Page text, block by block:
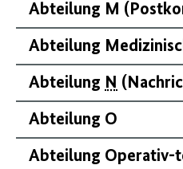
Abteilung M
Abteilung
Abteilung N
Abteilung O
Abteilung Operativ-